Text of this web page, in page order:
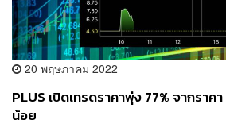
20 พฤษภาคม 2022
PLUS เปิดเทรดราคาพุ่ง 77% จากราค
น้อย